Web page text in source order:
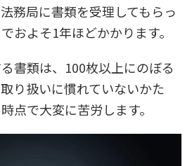
務局に書類を受理してもらっ
およそ1年ほどかかります。
書類は、100枚以上にのぼる
り扱いに慣れていないかた
点で大変に苦労します。